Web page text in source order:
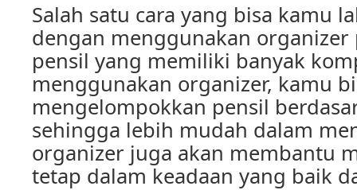
Salah satu cara yang bisa kamu
dengan menggunakan
pensil yang memiliki banyak
menggunakan organizer, kamu
mengelompokkan pensil
sehingga lebih mudah dalam
organizer juga akan membantu
tetap dalam keadaan yang baik